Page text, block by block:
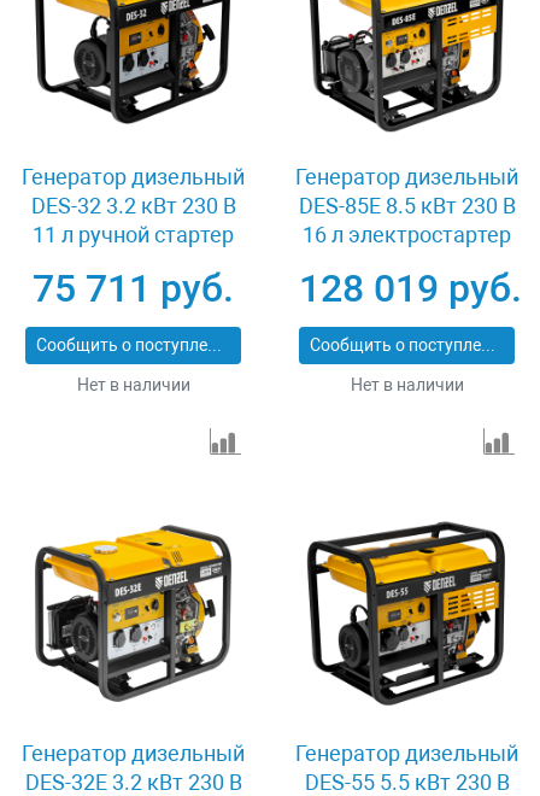
Генератор дизельный
DES-32 3.2 кВт 230 В
11 л ручной стартер
75 711 руб.
Сообщить о поступлении
Нет в наличии
Генератор дизельный
DES-85E 8.5 кВт 230 В
16 л электростартер
128 019 руб.
Сообщить о поступлении
Нет в наличии
Генератор дизельный
DES-32E 3.2 кВт 230 В
Генератор дизельный
DES-55 5.5 кВт 230 В